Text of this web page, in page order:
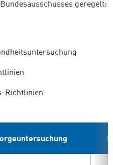
geregelt:
Richtlinien